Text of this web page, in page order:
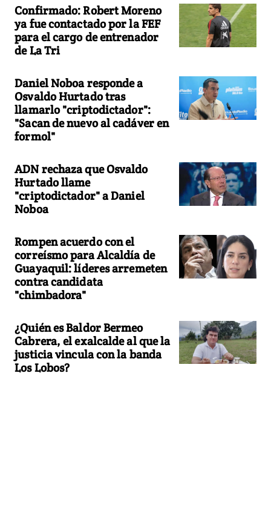
Confirmado: Robert Moreno
ya fue contactado por la FEF
para el cargo de entrenador
de La Tri
Daniel Noboa responde a
Osvaldo Hurtado tras
llamarlo "criptodictador":
"Sacan de nuevo al cadáver en
formol"
ADN rechaza que Osvaldo
Hurtado llame
"criptodictador" a Daniel
Noboa
Rompen acuerdo con el
correísmo para Alcaldía de
Guayaquil: líderes arremeten
contra candidata
"chimbadora"
¿Quién es Baldor Bermeo
Cabrera, el exalcalde al que la
justicia vincula con la banda
Los Lobos?